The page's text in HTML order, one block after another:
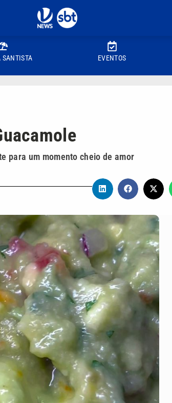
SANTISTA EVENTOS
para um momento cheio de amor